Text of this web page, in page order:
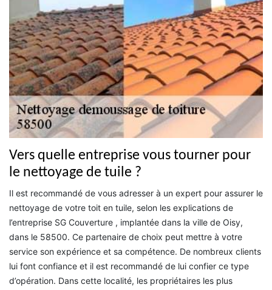
Vers quelle entreprise vous tourner pour
le nettoyage de tuile ?
Il est recommandé de vous adresser à un expert pour assurer le
nettoyage de votre toit en tuile, selon les explications de
l’entreprise SG Couverture , implantée dans la ville de Oisy,
dans le 58500. Ce partenaire de choix peut mettre à votre
service son expérience et sa compétence. De nombreux clients
lui font confiance et il est recommandé de lui confier ce type
d’opération. Dans cette localité, les propriétaires les plus